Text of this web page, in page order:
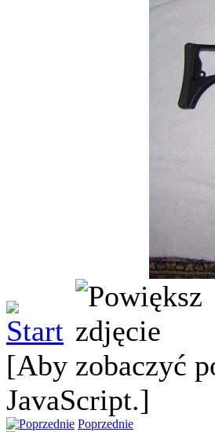
[Aby zobaczyć
JavaScript.]
Poprzednie